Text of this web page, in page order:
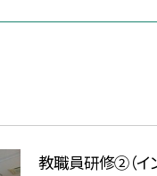
教職員研修②（イ